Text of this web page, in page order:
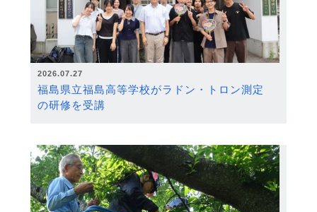
2026.07.27
福島県立福島高等学校がラドン・トロン測定
の研修を受講